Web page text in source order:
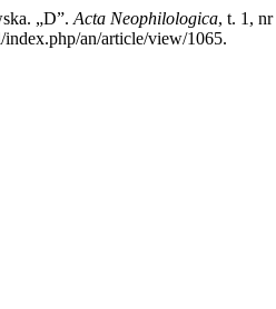
„D”. Acta Neophilologica, t. 1,
an/article/view/1065.